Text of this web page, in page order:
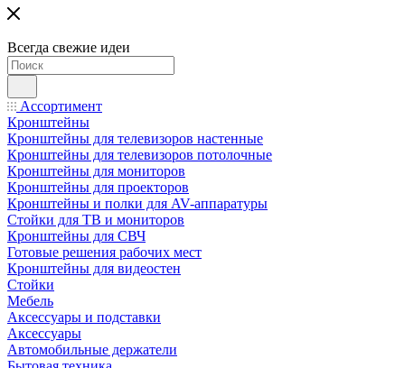
Всегда свежие идеи
Ассортимент
Кронштейны
Кронштейны для телевизоров настенные
Кронштейны для телевизоров потолочные
Кронштейны для мониторов
Кронштейны для проекторов
Кронштейны и полки для AV-аппаратуры
Стойки для ТВ и мониторов
Кронштейны для СВЧ
Готовые решения рабочих мест
Кронштейны для видеостен
Стойки
Мебель
Аксессуары и подставки
Аксессуары
Автомобильные держатели